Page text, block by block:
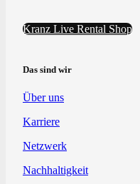
Kranz Live Rental Shop
Das sind wir
Über uns
Karriere
Netzwerk
Nachhaltigkeit